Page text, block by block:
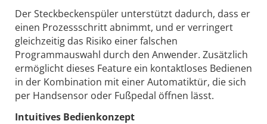
Der Steckbeckenspüler unterstützt dadurch, dass er
einen Prozessschritt abnimmt, und er verringert
gleichzeitig das Risiko einer falschen
Programmauswahl durch den Anwender. Zusätzlich
ermöglicht dieses Feature ein kontaktloses Bedienen
in der Kombination mit einer Automatiktür, die sich
per Handsensor oder Fußpedal öffnen lässt.
Intuitives Bedienkonzept